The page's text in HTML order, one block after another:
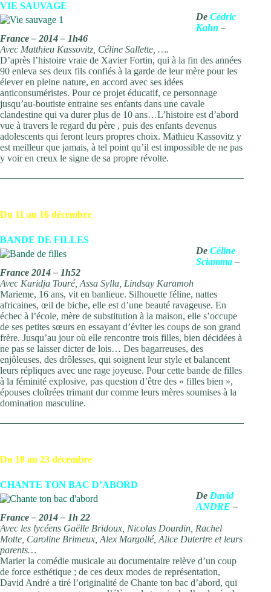
VIE SAUVAGE
De Cédric
Kahn–
France – 2014 – 1h46
Avec Matthieu Kassovitz, Céline Sallette, ….
D’après l’histoire vraie de Xavier Fortin, qui à la fin des années
90 enleva ses deux fils confiés à la garde de leur mère pour les
élever en pleine nature, en accord avec ses idées
anticonsuméristes. Pour ce projet éducatif, ce personnage
jusqu’au-boutiste entraine ses enfants dans une cavale
clandestine qui va durer plus de 10 ans…L’histoire est d’abord
vue à travers le regard du père , puis des enfants devenus
adolescents qui feront leurs propres choix. Mathieu Kassovitz y
est meilleur que jamais, à tel point qu’il est impossible de ne pas
y voir en creux le signe de sa propre révolte.
Du 11 au 16 décembre
BANDE DE FILLES
De Céline
Sciamma–
France 2014 – 1h52
Avec Karidja Touré, Assa Sylla, Lindsay Karamoh
Marieme, 16 ans, vit en banlieue. Silhouette féline, nattes
africaines, œil de biche, elle est d’une beauté ravageuse. En
échec à l’école, mère de substitution à la maison, elle s’occupe
de ses petites sœurs en essayant d’éviter les coups de son grand
frère. Jusqu’au jour où elle rencontre trois filles, bien décidées à
ne pas se laisser dicter de lois… Des bagarreuses, des
enjôleuses, des drôlesses, qui soignent leur style et balancent
leurs répliques avec une rage joyeuse. Pour cette bande de filles
à la féminité explosive, pas question d’être des « filles bien »,
épouses cloîtrées trimant dur comme leurs mères soumises à la
domination masculine.
Du 18 au 23 décembre
CHANTE TON BAC D’ABORD
De David
ANDRE–
France – 2014 – 1h 22
Avec les lycéens Gaëlle Bridoux, Nicolas Dourdin, Rachel
Motte, Caroline Brimeux, Alex Margollé, Alice Dutertre et leurs
parents…
Marier la comédie musicale au documentaire relève d’un coup
de force esthétique ; de ces deux modes de représentation,
David André a tiré l’originalité de Chante ton bac d’abord, qui